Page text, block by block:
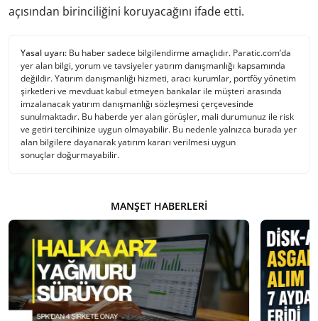
açısından birinciliğini koruyacağını ifade etti.
Yasal uyarı: Bu haber sadece bilgilendirme amaçlıdır. Paratic.com’da
yer alan bilgi, yorum ve tavsiyeler yatırım danışmanlığı kapsamında
değildir. Yatırım danışmanlığı hizmeti, aracı kurumlar, portföy yönetim
şirketleri ve mevduat kabul etmeyen bankalar ile müşteri arasında
imzalanacak yatırım danışmanlığı sözleşmesi çerçevesinde
sunulmaktadır. Bu haberde yer alan görüşler, mali durumunuz ile risk
ve getiri tercihinize uygun olmayabilir. Bu nedenle yalnızca burada yer
alan bilgilere dayanarak yatırım kararı verilmesi uygun
sonuçlar doğurmayabilir.
MANŞET HABERLERI